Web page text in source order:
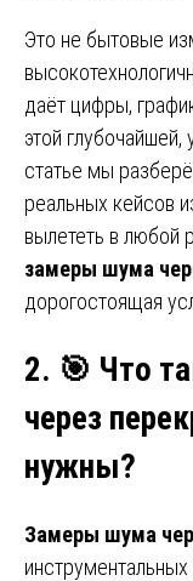
Это не бытовые
даёт цифры,
этой
статье мы
реальных кейсов
вылететь в любой
замеры шума
дорогостоящая
2. 🎯 Что
через
нужны?
Замеры шума